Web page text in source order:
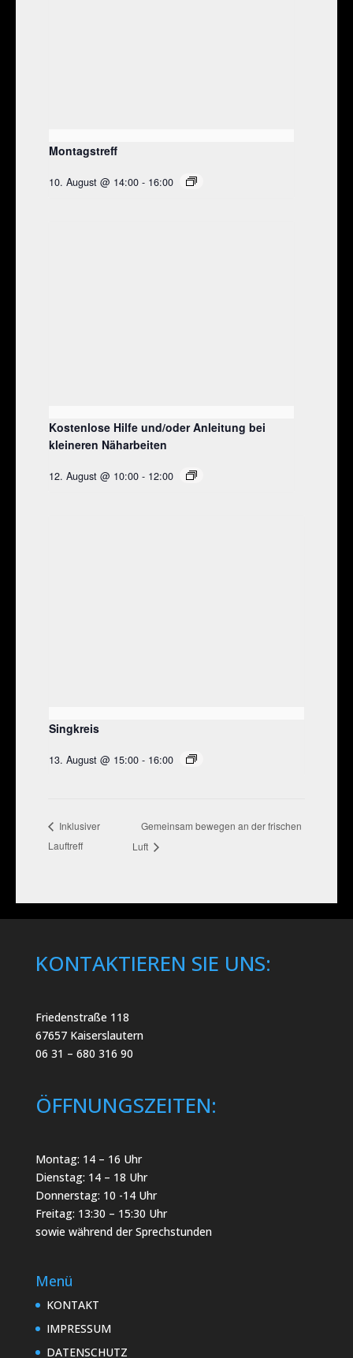
Montagstreff
10. August @ 14:00 - 16:00
Kostenlose Hilfe und/oder Anleitung bei
kleineren Näharbeiten
12. August @ 10:00 - 12:00
Singkreis
13. August @ 15:00 - 16:00
Inklusiver
Lauftreff
Gemeinsam bewegen an der frischen
Luft
KONTAKTIEREN SIE UNS:
Friedenstraße 118
67657 Kaiserslautern
06 31 – 680 316 90
ÖFFNUNGSZEITEN:
Montag: 14 – 16 Uhr
Dienstag: 14 – 18 Uhr
Donnerstag: 10 -14 Uhr
Freitag: 13:30 – 15:30 Uhr
sowie während der Sprechstunden
Menü
KONTAKT
IMPRESSUM
DATENSCHUTZ